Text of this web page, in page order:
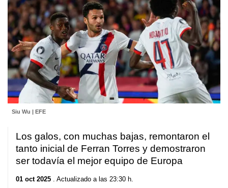
Siu Wu | EFE
Los galos, con muchas bajas, remontaron el
tanto inicial de Ferran Torres y demostraron
ser todavía el mejor equipo de Europa
01 oct 2025 . Actualizado a las 23:30 h.